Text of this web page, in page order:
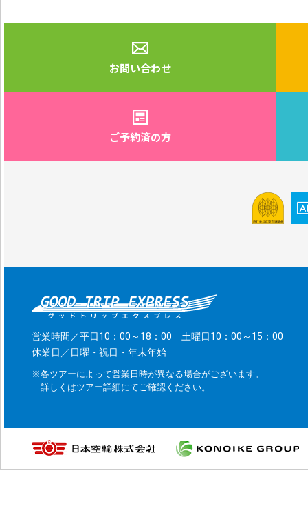
お問い合わせ
ご予約済の方
営業時間／平日10：00～18：00 土曜日10：00～15：00
休業日／日曜・祝日・年末年始
※各ツアーによって営業日時が異なる場合がございます。
詳しくはツアー詳細にてご確認ください。